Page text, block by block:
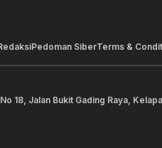
Pedoman SiberTerms &
18, Jalan Bukit Gading Raya,